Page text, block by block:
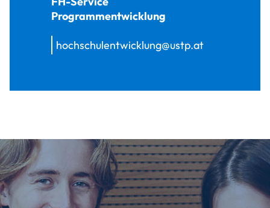
Programmentwicklung
hochschulentwicklung@ustp.at